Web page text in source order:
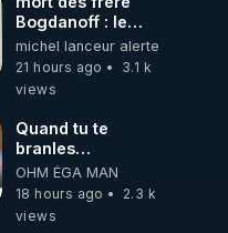
Bogdanoff : le
mensonge d état
michel lanceur alerte
21 hours ago
3.1 k
views
Quand tu te
branles
bonhomme tu
émets des ondes
ils ont juste omis
OHM ÉGA MAN
18 hours ago
2.3 k
views